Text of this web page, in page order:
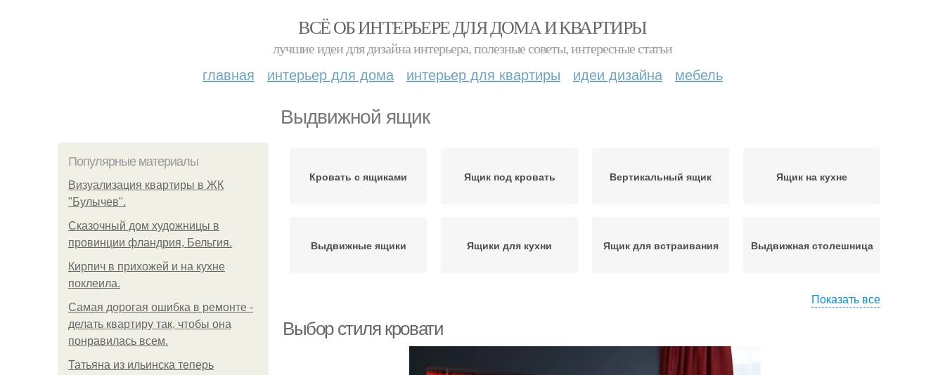
ВСЁ ОБ ИНТЕРЬЕРЕ ДЛЯ ДОМА И КВАРТИРЫ
лучшие идеи для дизайна интерьера, полезные советы, интересные статьи
главная интерьер для дома интерьер для квартиры идеи дизайна мебель
Выдвижной ящик
Популярные материалы
Визуализация квартиры в ЖК
"Булычев".
Сказочный дом художницы в
провинции фландрия, Бельгия.
Кирпич в прихожей и на кухне
поклеила.
Самая дорогая ошибка в ремонте -
делать квартиру так, чтобы она
понравилась всем.
Татьяна из ильинска теперь
Кровать с ящиками Ящик под кровать Вертикальный ящик Ящик на кухне
Выдвижные ящики Ящики для кухни Ящик для встраивания Выдвижная столешница
Показать все
Выбор стиля кровати